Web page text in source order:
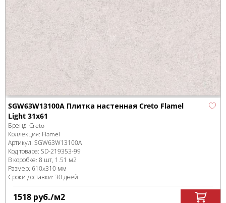
SGW63W13100A Плитка настенная Creto Flamel
Light 31х61
Бренд: Creto
Коллекция: Flamel
Артикул: SGW63W13100A
Код товара: SD-219353-99
В коробке: 8 шт, 1.51 м2
Размер: 610x310 мм
Сроки доставки: 30 дней
1518 руб./м2